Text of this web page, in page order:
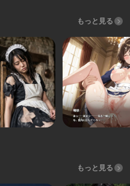
もっと見る
もっと見る